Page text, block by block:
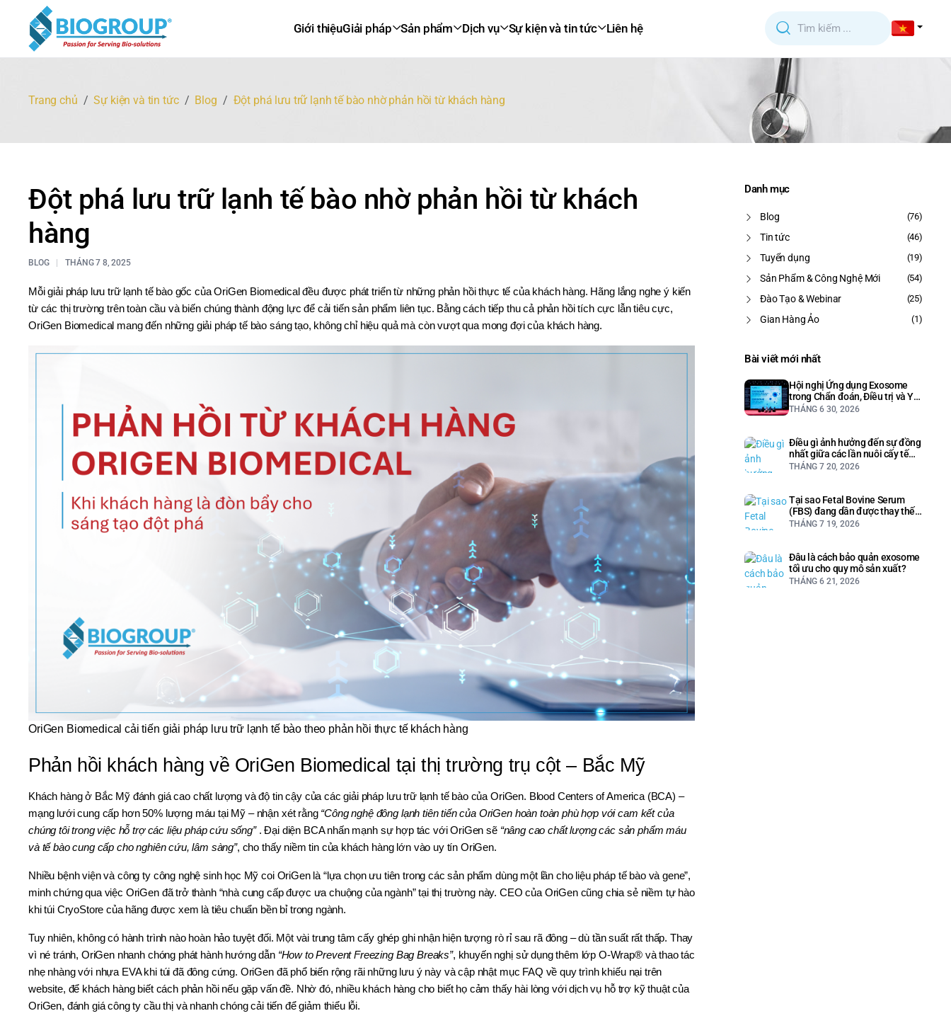
Giới thiệuGiải pháp Sản phẩm Dịch vụ Sự kiện và tin tức Liên hệ
Trang chủ Sự kiện và tin tức Blog Đột phá lưu trữ lạnh tế bào nhờ phản hồi từ khách hàng
Đột phá lưu trữ lạnh tế bào nhờ phản hồi từ khách
hàng
BLOG THÁNG 7 8, 2025
Mỗi giải pháp lưu trữ lạnh tế bào gốc của OriGen Biomedical đều được phát triển từ những phản hồi thực tế của khách hàng. Hãng lắng nghe ý kiến
từ các thị trường trên toàn cầu và biến chúng thành động lực để cải tiến sản phẩm liên tục. Bằng cách tiếp thu cả phản hồi tích cực lẫn tiêu cực,
OriGen Biomedical mang đến những giải pháp tế bào sáng tạo, không chỉ hiệu quả mà còn vượt qua mong đợi của khách hàng.
OriGen Biomedical cải tiến giải pháp lưu trữ lạnh tế bào theo phản hồi thực tế khách hàng
Phản hồi khách hàng về OriGen Biomedical tại thị trường trụ cột – Bắc Mỹ
Khách hàng ở Bắc Mỹ đánh giá cao chất lượng và độ tin cậy của các giải pháp lưu trữ lạnh tế bào của OriGen. Blood Centers of America (BCA) –
mạng lưới cung cấp hơn 50% lượng máu tại Mỹ – nhận xét rằng “Công nghệ đông lạnh tiên tiến của OriGen hoàn toàn phù hợp với cam kết của
chúng tôi trong việc hỗ trợ các liệu pháp cứu sống”. Đại diện BCA nhấn mạnh sự hợp tác với OriGen sẽ “nâng cao chất lượng các sản phẩm máu
và tế bào cung cấp cho nghiên cứu, lâm sàng”, cho thấy niềm tin của khách hàng lớn vào uy tín OriGen.
Nhiều bệnh viện và công ty công nghệ sinh học Mỹ coi OriGen là “lựa chọn ưu tiên trong các sản phẩm dùng một lần cho liệu pháp tế bào và gene”,
minh chứng qua việc OriGen đã trở thành “nhà cung cấp được ưa chuộng của ngành” tại thị trường này. CEO của OriGen cũng chia sẻ niềm tự hào
khi túi CryoStore của hãng được xem là tiêu chuẩn bền bỉ trong ngành.
Tuy nhiên, không có hành trình nào hoàn hảo tuyệt đối. Một vài trung tâm cấy ghép ghi nhận hiện tượng rò rỉ sau rã đông – dù tần suất rất thấp. Thay
vì né tránh, OriGen nhanh chóng phát hành hướng dẫn “How to Prevent Freezing Bag Breaks”, khuyến nghị sử dụng thêm lớp O-Wrap® và thao tác
nhẹ nhàng với nhựa EVA khi túi đã đông cứng. OriGen đã phổ biến rộng rãi những lưu ý này và cập nhật mục FAQ về quy trình khiếu nại trên
website, để khách hàng biết cách phản hồi nếu gặp vấn đề. Nhờ đó, nhiều khách hàng cho biết họ cảm thấy hài lòng với dịch vụ hỗ trợ kỹ thuật của
OriGen, đánh giá công ty cầu thị và nhanh chóng cải tiến để giảm thiểu lỗi.
Danh mục
Blog (76)
Tin tức (46)
Tuyển dụng (19)
Sản Phẩm & Công Nghệ Mới (54)
Đào Tạo & Webinar (25)
Gian Hàng Ảo (1)
Bài viết mới nhất
Hội nghị Ứng dụng Exosome
trong Chẩn đoán, Điều trị và Y
học Thẩm mỹ
THÁNG 6 30, 2026
Điều gì ảnh hưởng đến sự đồng
nhất giữa các lần nuôi cấy tế
bào?
THÁNG 7 20, 2026
Tại sao Fetal Bovine Serum
(FBS) đang dần được thay thế
trong nuôi cấy tế bào?
THÁNG 7 19, 2026
Đâu là cách bảo quản exosome
tối ưu cho quy mô sản xuất?
THÁNG 6 21, 2026